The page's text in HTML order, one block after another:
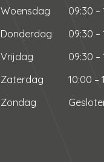
Woensdag
09:30
Donderdag
09:30
Vrijdag
09:30 –
Zaterdag
10:00 –
Zondag